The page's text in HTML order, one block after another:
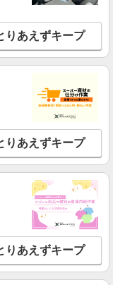
りあえずキープ
りあえずキープ
りあえずキープ